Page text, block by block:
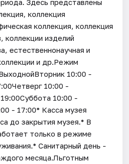
Здесь представлены
коллекция
коллекция, коллекция
коллекции изделий
естественнонаучная и
и др.Режим
10:00 -
10:00 -
10:00 -
- 17:00* Касса музея
до закрытия музея.* В
только в режиме
Санитарный день -
месяца.Льготным